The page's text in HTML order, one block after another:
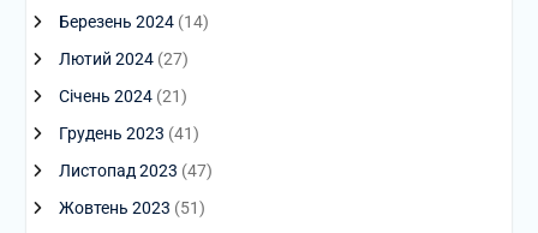
Березень 2024(14)
Лютий 2024(27)
Січень 2024(21)
Грудень 2023 (41)
Листопад 2023 (47)
Жовтень 2023 (51)